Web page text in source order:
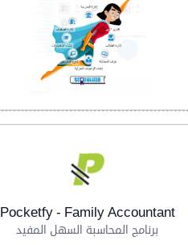
Pocketfy - Family Accountant
برنامج المحاسبة السهل المفيد